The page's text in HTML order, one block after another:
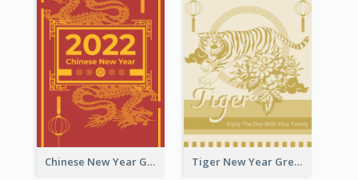
Chinese New Year Greeting Card With Graphic Decorations Tiger New Year Greeting Card With Decorations